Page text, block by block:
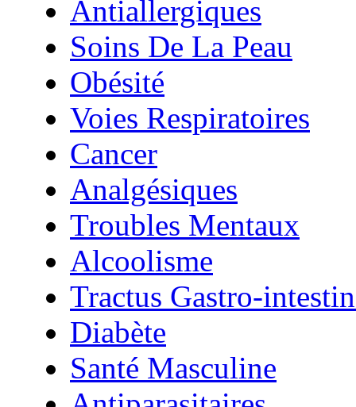
Antiallergiques
Soins De La Peau
Obésité
Voies Respiratoires
Cancer
Analgésiques
Troubles Mentaux
Alcoolisme
Tractus Gastro-
Diabète
Santé Masculine